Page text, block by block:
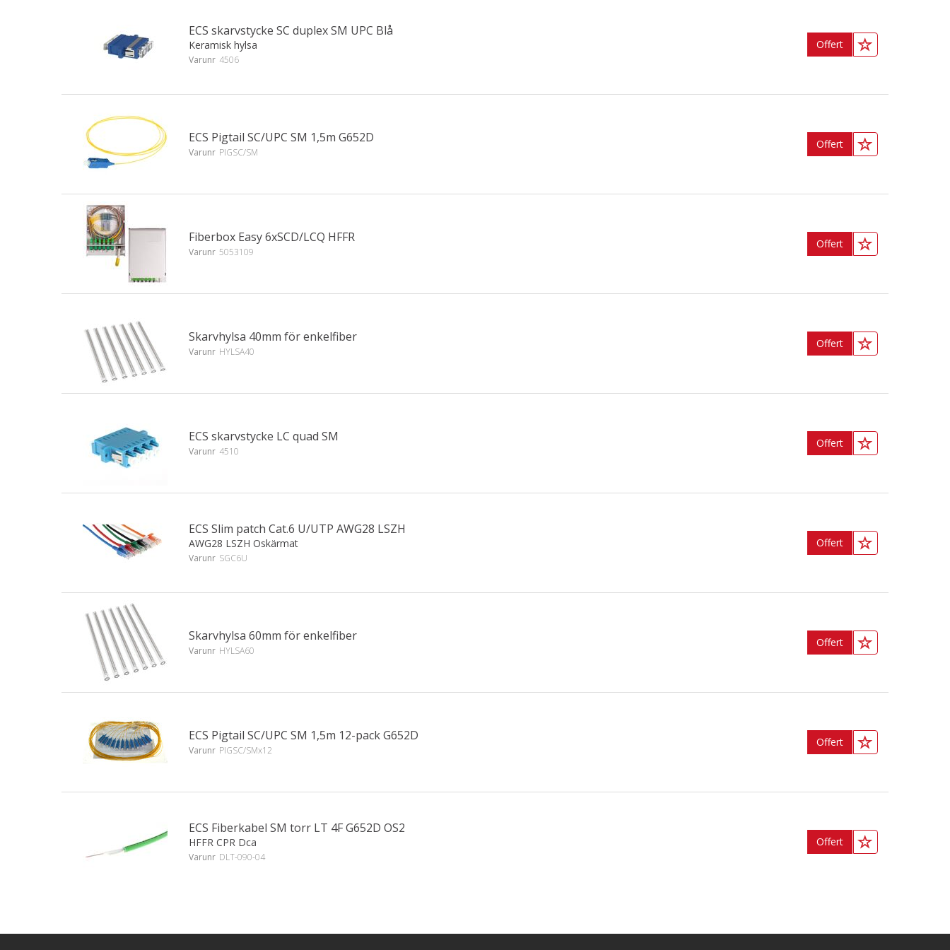
ECS skarvstycke SC duplex SM UPC Blå
Keramisk hylsa
Varunr 4506
Offert
ECS Pigtail SC/UPC SM 1,5m G652D
Varunr PIGSC/SM
Offert
Fiberbox Easy 6xSCD/LCQ HFFR
Varunr 5053109
Offert
Skarvhylsa 40mm för enkelfiber
Varunr HYLSA40
Offert
ECS skarvstycke LC quad SM
Varunr 4510
Offert
ECS Slim patch Cat.6 U/UTP AWG28 LSZH
AWG28 LSZH Oskärmat
Varunr SGC6U
Offert
Skarvhylsa 60mm för enkelfiber
Varunr HYLSA60
Offert
ECS Pigtail SC/UPC SM 1,5m 12-pack G652D
Varunr PIGSC/SMx12
Offert
ECS Fiberkabel SM torr LT 4F G652D OS2
HFFR CPR Dca
Varunr DLT-090-04
Offert